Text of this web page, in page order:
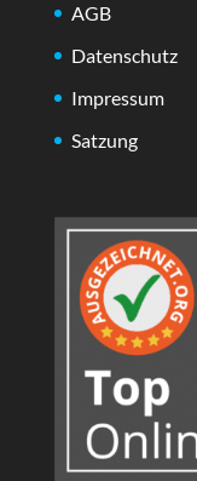
AGB
Datenschutz
Impressum
Satzung